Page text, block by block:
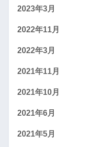
2023年3月
2022年11月
2022年3月
2021年11月
2021年10月
2021年6月
2021年5月